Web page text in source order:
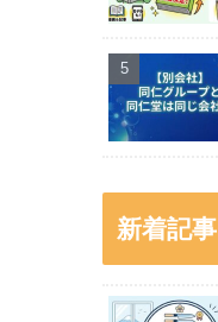
新着記事